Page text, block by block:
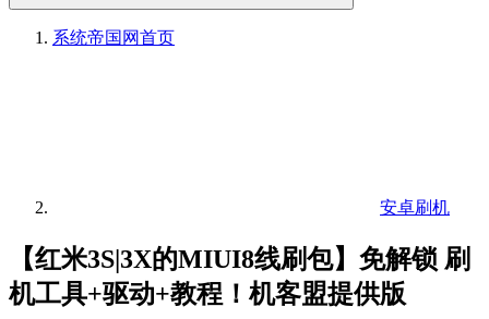
系统帝国网首页
安卓刷机
【红米3S|3X的MIUI8线刷包】免解锁 刷
机工具+驱动+教程！机客盟提供版